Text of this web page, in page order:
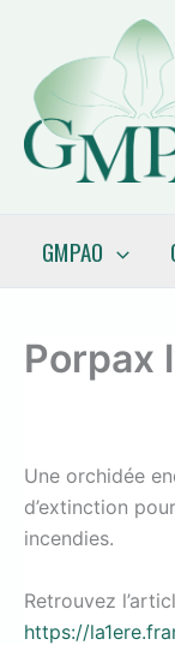
contenu
GMPAO
Porpax
Une orchidée
d’extinction
incendies.
Retrouvez
https://